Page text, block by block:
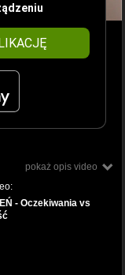
pokaż opis video
- Oczekiwania vs